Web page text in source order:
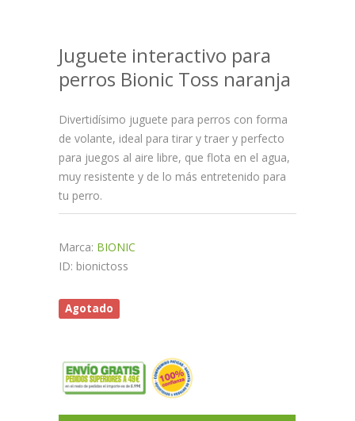
Juguete interactivo para
perros Bionic Toss naranja
Divertidísimo juguete para perros con forma
de volante, ideal para tirar y traer y perfecto
para juegos al aire libre, que flota en el agua,
muy resistente y de lo más entretenido para
tu perro.
Marca: BIONIC
ID: bionictoss
Agotado